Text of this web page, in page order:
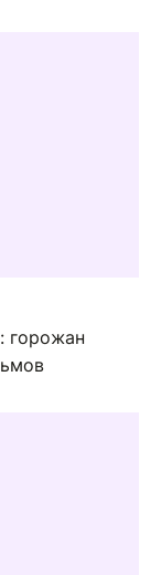
горожан